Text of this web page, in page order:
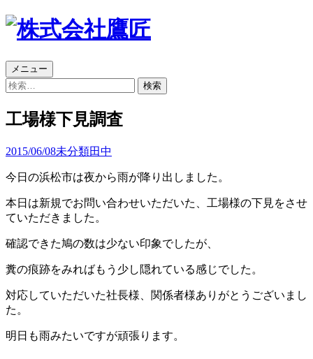
メニュー コ
ン
テ
ン
ツ
ス
キ
ッ
プ
検
工場様下見調査
2015/06/08未分類田中
今日の浜松市は夜から雨が降り出しました。
本日は新規でお問い合わせいただいた、工場様の下見をさせ
ていただきました。
確認できた鳩の数は少ない印象でしたが、
糞の痕跡をみればもう少し隠れている感じでした。
対応していただいた社長様、関係者様ありがとうございまし
た。
明日も雨みたいですが頑張ります。